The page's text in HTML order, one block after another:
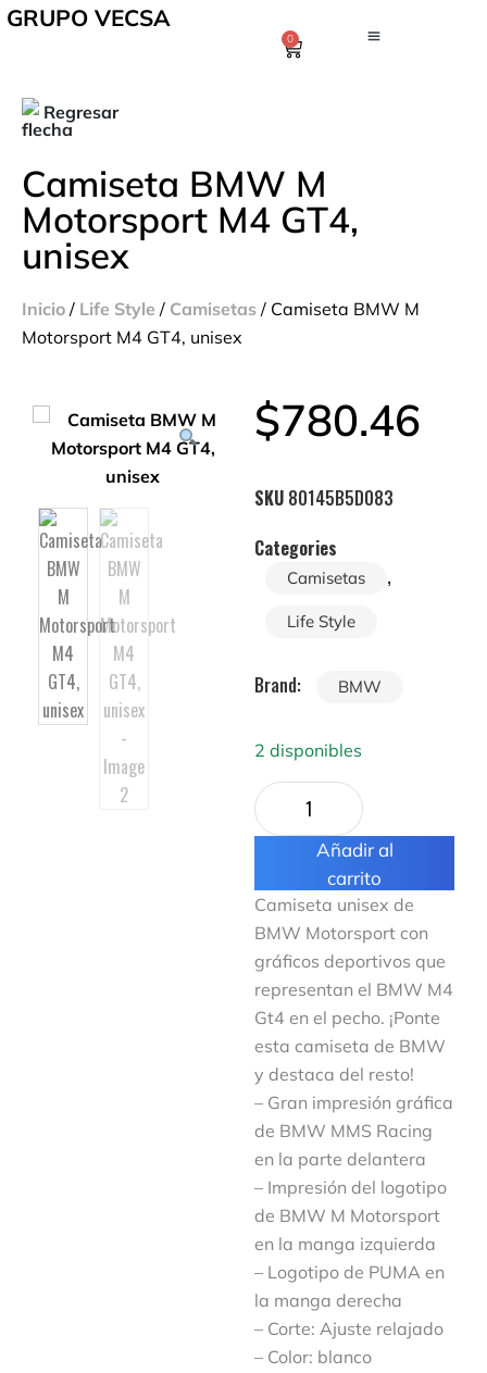
GRUPO VECSA
0
Regresar
Camiseta BMW M
Motorsport M4 GT4,
unisex
Inicio / Life Style / Camisetas / Camiseta BMW M
Motorsport M4 GT4, unisex
$780.46
SKU 80145B5D083
Categories
Camisetas ,
Life Style
Brand: BMW
2 disponibles
Añadir al
carrito
Camiseta unisex de
BMW Motorsport con
gráficos deportivos que
representan el BMW M4
Gt4 en el pecho. ¡Ponte
esta camiseta de BMW
y destaca del resto!
– Gran impresión gráfica
de BMW MMS Racing
en la parte delantera
– Impresión del logotipo
de BMW M Motorsport
en la manga izquierda
– Logotipo de PUMA en
la manga derecha
– Corte: Ajuste relajado
– Color: blanco